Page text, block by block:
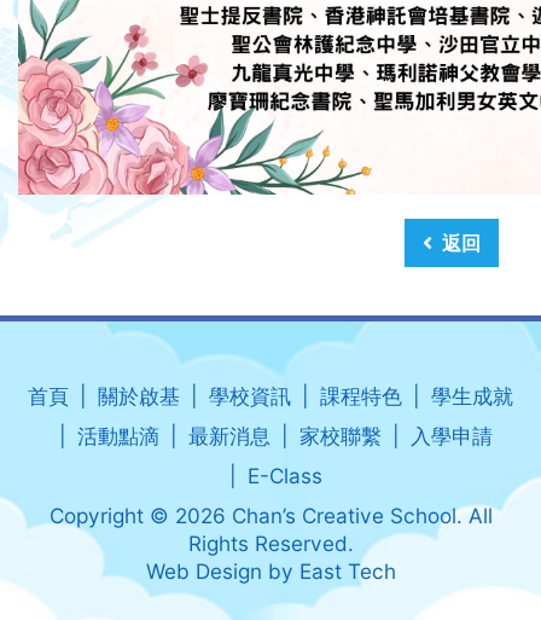
返回
首頁 關於啟基 學校資訊 課程特色
學生成就
活動點滴
最新消息 家校聯繫
入學申請
E-Class
Copyright © 2026 Chan’s Creative School. All
Rights Reserved.
Web Design by East Tech